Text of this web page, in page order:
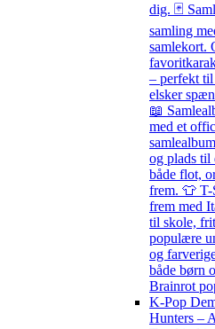
dig. 🃏
samling
samlekort.
– perfekt til
elsker
📖
med et
og plads til
både flot,
frem. 👕
frem med
til skole,
populære
og
både børn
Brainrot
K-Pop
Hunters –